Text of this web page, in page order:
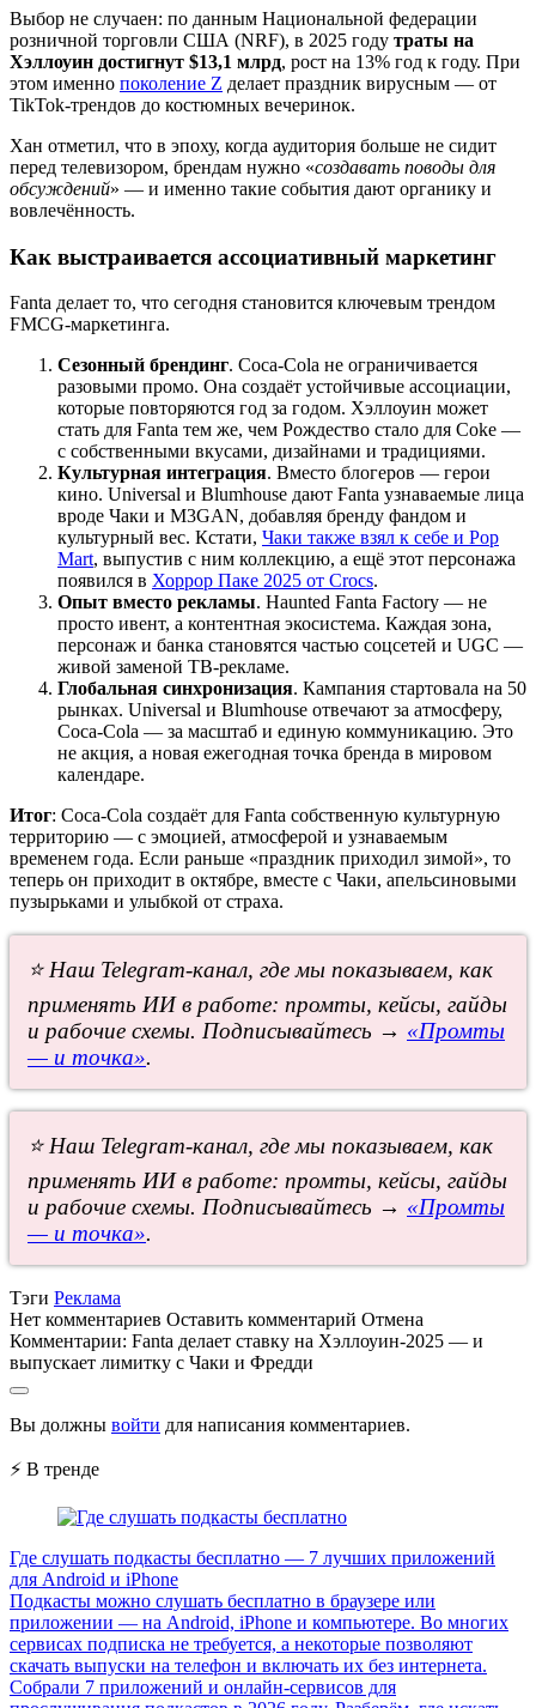
Выбор не случаен: по данным Национальной федерации
розничной торговли США (NRF), в 2025 году траты на
Хэллоуин достигнут $13,1 млрд, рост на 13% год к году. При
этом именно поколение Z делает праздник вирусным — от
TikTok-трендов до костюмных вечеринок.
Хан отметил, что в эпоху, когда аудитория больше не сидит
перед телевизором, брендам нужно «создавать поводы для
обсуждений» — и именно такие события дают органику и
вовлечённость.
Как выстраивается ассоциативный маркетинг
Fanta делает то, что сегодня становится ключевым трендом
FMCG-маркетинга.
Сезонный брендинг. Coca-Cola не ограничивается
разовыми промо. Она создаёт устойчивые ассоциации,
которые повторяются год за годом. Хэллоуин может
стать для Fanta тем же, чем Рождество стало для Coke —
с собственными вкусами, дизайнами и традициями.
Культурная интеграция. Вместо блогеров — герои
кино. Universal и Blumhouse дают Fanta узнаваемые лица
вроде Чаки и M3GAN, добавляя бренду фандом и
культурный вес. Кстати, Чаки также взял к себе и Pop
Mart, выпустив с ним коллекцию, а ещё этот персонажа
появился в Хоррор Паке 2025 от Crocs.
Опыт вместо рекламы. Haunted Fanta Factory — не
просто ивент, а контентная экосистема. Каждая зона,
персонаж и банка становятся частью соцсетей и UGC —
живой заменой ТВ-рекламе.
Глобальная синхронизация. Кампания стартовала на 50
рынках. Universal и Blumhouse отвечают за атмосферу,
Coca-Cola — за масштаб и единую коммуникацию. Это
не акция, а новая ежегодная точка бренда в мировом
календаре.
Итог: Coca-Cola создаёт для Fanta собственную культурную
территорию — с эмоцией, атмосферой и узнаваемым
временем года. Если раньше «праздник приходил зимой», то
теперь он приходит в октябре, вместе с Чаки, апельсиновыми
пузырьками и улыбкой от страха.
⭐ Наш Telegram-канал, где мы показываем, как
применять ИИ в работе: промты, кейсы, гайды
и рабочие схемы. Подписывайтесь → «Промты
— и точка».
⭐ Наш Telegram-канал, где мы показываем, как
применять ИИ в работе: промты, кейсы, гайды
и рабочие схемы. Подписывайтесь → «Промты
— и точка».
Тэги Реклама
Нет комментариев Оставить комментарий Отмена
Комментарии: Fanta делает ставку на Хэллоуин-2025 — и
выпускает лимитку с Чаки и Фредди
Вы должны войти для написания комментариев.
⚡ В тренде
Где слушать подкасты бесплатно — 7 лучших приложений
для Android и iPhone
Подкасты можно слушать бесплатно в браузере или
приложении — на Android, iPhone и компьютере. Во многих
сервисах подписка не требуется, а некоторые позволяют
скачать выпуски на телефон и включать их без интернета.
Собрали 7 приложений и онлайн-сервисов для